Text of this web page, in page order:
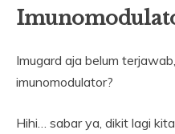
Imugard aja belum
imunomodulator?
Hihi… sabar ya, dikit lagi